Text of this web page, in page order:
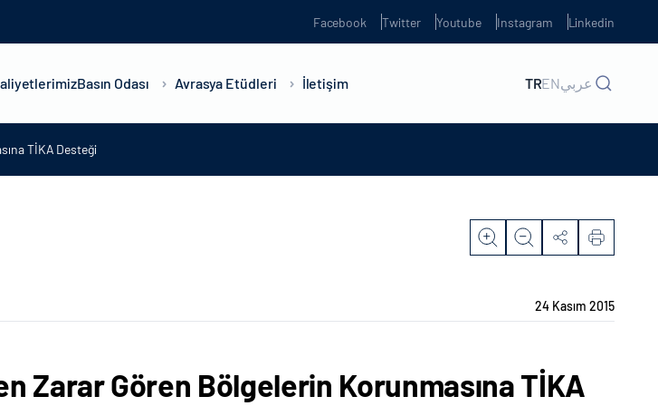
Facebook Twitter Youtube Instagram Linkedin
Basın Odası Avrasya Etüdleri İletişim TRENعربي
TİKA Desteği
24 Kasım 2015
Zarar Gören Bölgelerin Korunmasına TİKA